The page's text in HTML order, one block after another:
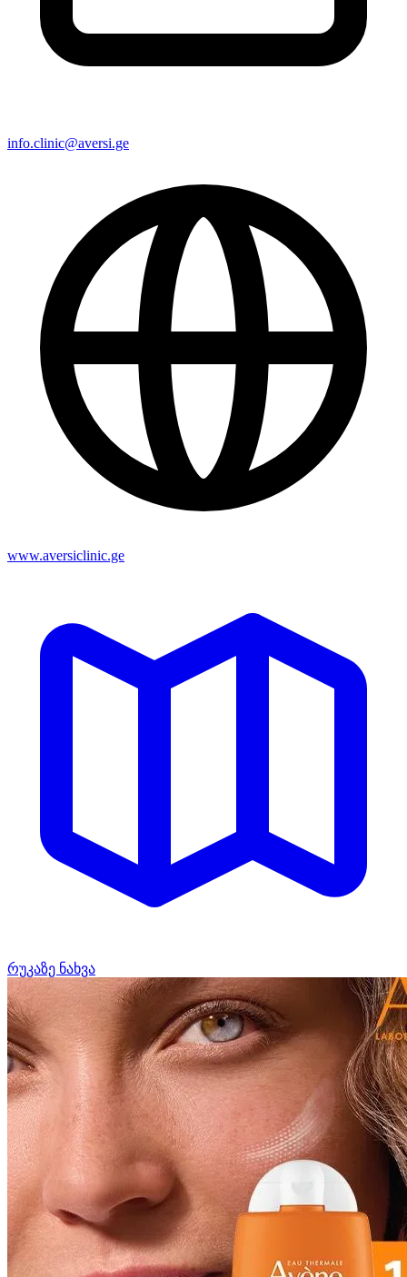
info.clinic@aversi.ge
www.aversiclinic.ge
რუკაზე ნახვა